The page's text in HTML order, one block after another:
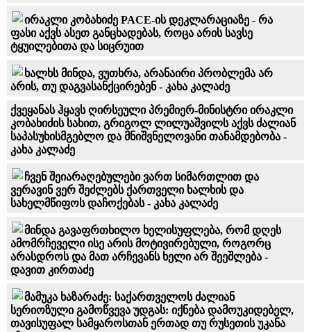
ირაკლი კობახიძე PACE-ის დეკლარაციაზე - რა
ფასი აქვს ასეთ განცხადებას, როცა არის სავსე
ტყუილებითა და სიცრუით
ხალხს მინდა, ვუთხრა, არანაირი პრობლემა არ
არის, თუ დაგვასანქცირებენ - კახა კალაძე
ქვეყანას ჰყავს ღირსეული პრემიერ-მინისტრი ირაკლი
კობახიძის სახით, გრიგოლ ლილუაშვილს აქვს ძალიან
საპასუხისმგებლო და მნიშვნელოვანი თანამდებობა -
კახა კალაძე
ჩვენ შეიარაღებულები ვართ სიმართლით და
ვერავინ ვერ შეძლებს ქართველი ხალხის და
სახელმწიფოს დაჩოქებას - კახა კალაძე
მინდა გავაფრთხილო ხელისუფლება, რომ დღეს
ამომრჩეველი ისე არის მოტივირებული, როგორც
არასდროს და მათ არჩევანს ხელი არ შეეშლება -
დავით კირთაძე
მამუკა ხაზარაძე: საქართველოს ძალიან
სერიოზული გამოწვევა უდგას: იქნება დამოუკიდებელ,
თავისუფალ სამყაროსთან ერთად თუ რუსეთის უკანა